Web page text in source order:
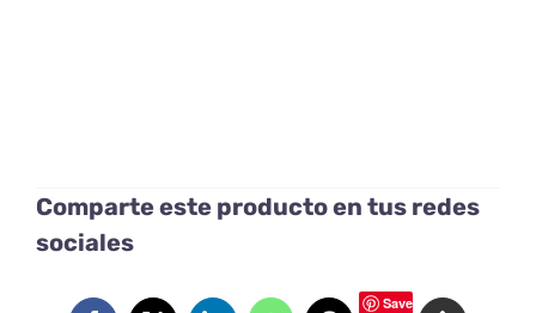
Comparte este producto en tus redes
sociales
Save